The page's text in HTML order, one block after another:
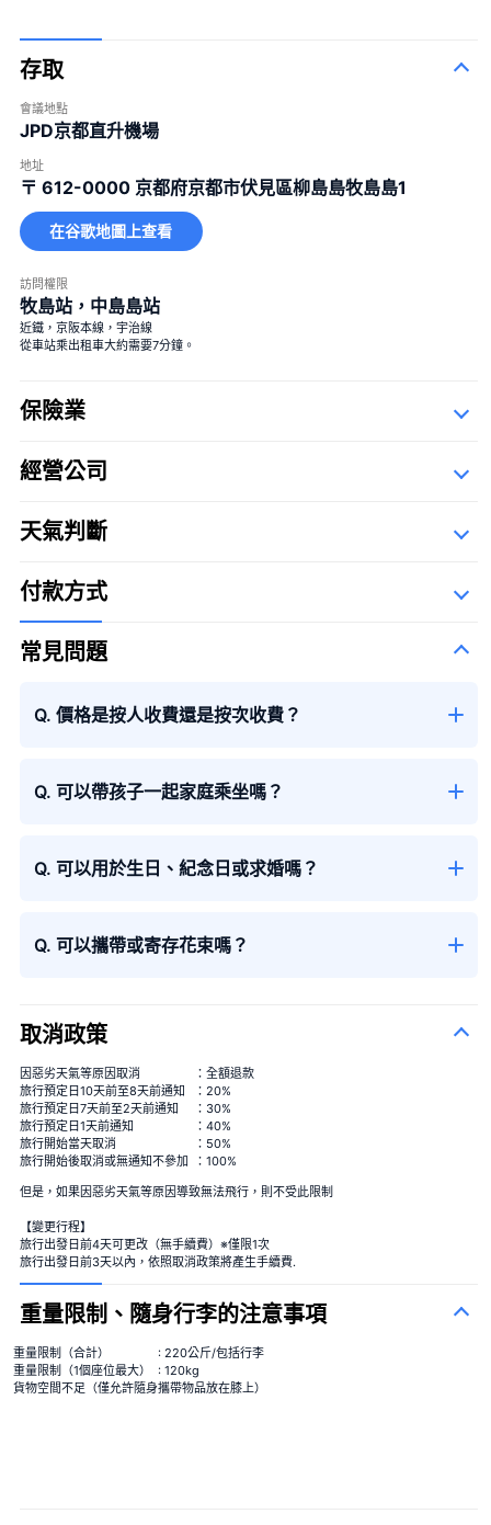
大花束
存取
會議地點
JPD京都直升機場
地址
〒 612-0000 京都府京都市伏見區柳島島牧島島1
在谷歌地圖上查看
訪問權限
牧島站，中島島站
近鐵，京阪本線，宇治線
從車站乘出租車大約需要7分鐘。
保險業
經營公司
匠航空有限公司
天氣判斷
付款方式
常見問題
Q. 價格是按人收費還是按次收費？
Q. 可以帶孩子一起家庭乘坐嗎？
Q. 可以用於生日、紀念日或求婚嗎？
Q. 可以攜帶或寄存花束嗎？
取消政策
因惡劣天氣等原因取消
：全額退款
旅行預定日10天前至8天前通知
：20%
旅行預定日7天前至2天前通知
：30%
旅行預定日1天前通知
：40%
旅行開始當天取消
：50%
旅行開始後取消或無通知不參加
：100%
但是，如果因惡劣天氣等原因導致無法飛行，則不受此限制
【變更行程】
旅行出發日前4天可更改（無手續費）※僅限1次
旅行出發日前3天以內，依照取消政策將產生手續費.
重量限制、隨身行李的注意事項
重量限制（合計）
: 220公斤/包括行李
重量限制（1個座位最大）
: 120kg
貨物空間不足（僅允許隨身攜帶物品放在膝上）